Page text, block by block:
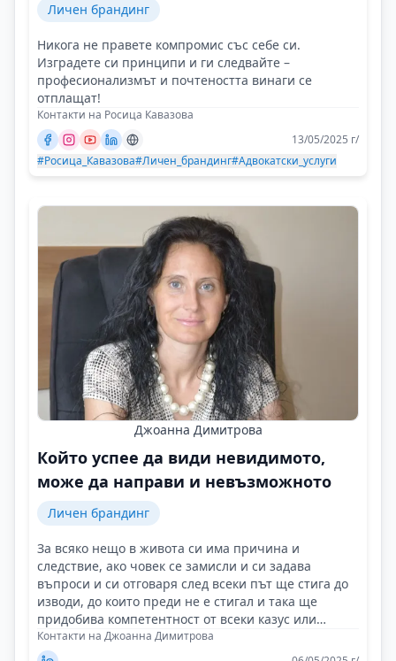
Личен брандинг
Никога не правете компромис със себе си.
Изградете си принципи и ги следвайте –
професионализмът и почтеността винаги се
отплащат!
Контакти на Росица Кавазова
13/05/2025 г/
#Росица_Кавазова#Личен_брандинг#Адвокатски_услуги
Джоанна Димитрова
Който успее да види невидимото,
може да направи и невъзможното
Личен брандинг
За всяко нещо в живота си има причина и
следствие, ако човек се замисли и си задава
въпроси и си отговаря след всеки път ще стига до
изводи, до които преди не е стигал и така ще
придобива компетентност от всеки казус или
случай!
Контакти на Джоанна Димитрова